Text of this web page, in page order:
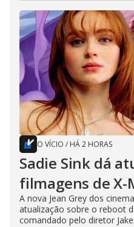
O VÍCIO / HÁ 2 HORAS
Sadie Sink dá
filmagens de X-
A nova Jean Grey dos
atualização sobre o reboot
comandado pelo diretor